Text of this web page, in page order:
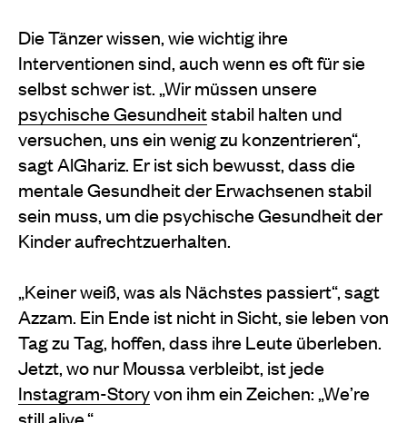
Die Tänzer wissen, wie wichtig ihre
Interventionen sind, auch wenn es oft für sie
selbst schwer ist. „Wir müssen unsere
psychische Gesundheitstabil halten und
versuchen, uns ein wenig zu konzentrieren“,
sagt AlGhariz. Er ist sich bewusst, dass die
mentale Gesundheit der Erwachsenen stabil
sein muss, um die psychische Gesundheit der
Kinder aufrechtzuerhalten.
„Keiner weiß, was als Nächstes passiert“, sagt
Azzam. Ein Ende ist nicht in Sicht, sie leben von
Tag zu Tag, hoffen, dass ihre Leute überleben.
Jetzt, wo nur Moussa verbleibt, ist jede
Instagram-Storyvon ihm ein Zeichen: „We’re